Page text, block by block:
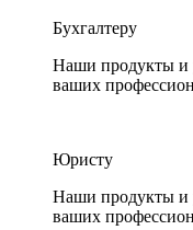
Бухгалтеру
Наши продукты и
ваших
Юристу
Наши продукты и
ваших